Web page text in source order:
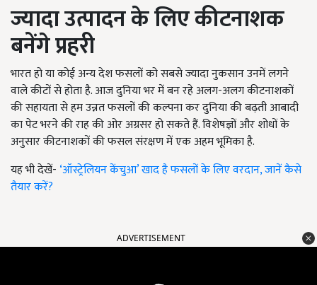
ज्यादा उत्पादन के लिए कीटनाशक
बनेंगे प्रहरी
भारत हो या कोई अन्य देश फसलों को सबसे ज्यादा नुकसान उनमें लगने
वाले कीटों से होता है. आज दुनिया भर में बन रहे अलग-अलग कीटनाशकों
की सहायता से हम उन्नत फसलों की कल्पना कर दुनिया की बढ़ती आबादी
का पेट भरने की राह की ओर अग्रसर हो सकते हैं. विशेषज्ञों और शोधों के
अनुसार कीटनाशकों की फसल संरक्षण में एक अहम भूमिका है.
यह भी देखें- ‘ऑस्ट्रेलियन केंचुआ’ खाद है फसलों के लिए वरदान, जानें कैसे
तैयार करें?
ADVERTISEMENT